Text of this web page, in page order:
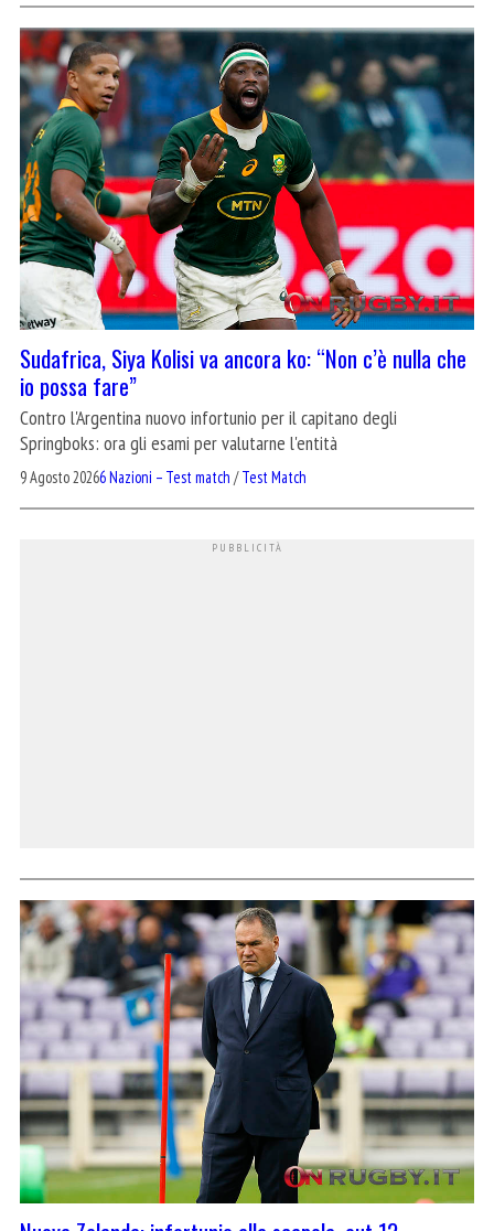
Sudafrica, Siya Kolisi va ancora ko: “Non c’è nulla che
io possa fare”
Contro l'Argentina nuovo infortunio per il capitano degli
Springboks: ora gli esami per valutarne l'entità
9 Agosto 20266 Nazioni – Test match /Test Match